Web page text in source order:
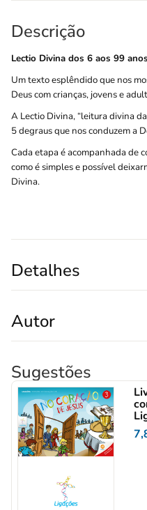
Descrição
Lectio Divina dos 6 aos 99
Um texto esplêndido que nos
Deus com crianças, jovens e
A Lectio Divina, “leitura divina
5 degraus que nos conduzem a
Cada etapa é acompanhada de
como é simples e possível
Divina.
Detalhes
Autor
Sugestões